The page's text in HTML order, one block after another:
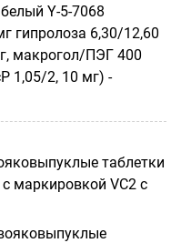
Y-5-7068
гипролоза 6,30/12,60
макрогол/ПЭГ 400
1,05/2, 10 мг) -
таблетки
маркировкой VC2 с